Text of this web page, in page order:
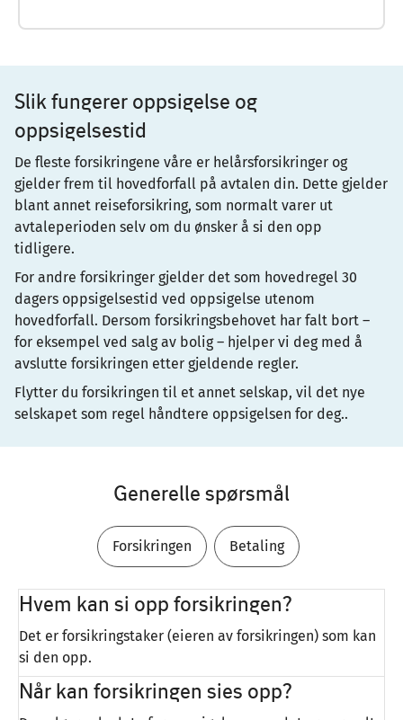
Slik fungerer oppsigelse og
oppsigelsestid
De fleste forsikringene våre er helårsforsikringer og
gjelder frem til hovedforfall på avtalen din. Dette gjelder
blant annet reiseforsikring, som normalt varer ut
avtaleperioden selv om du ønsker å si den opp
tidligere.
For andre forsikringer gjelder det som hovedregel 30
dagers oppsigelsestid ved oppsigelse utenom
hovedforfall. Dersom forsikringsbehovet har falt bort –
for eksempel ved salg av bolig – hjelper vi deg med å
avslutte forsikringen etter gjeldende regler.
Flytter du forsikringen til et annet selskap, vil det nye
selskapet som regel håndtere oppsigelsen for deg..
Generelle spørsmål
Forsikringen Betaling
Hvem kan si opp forsikringen?
Det er forsikringstaker (eieren av forsikringen) som kan
si den opp.
Når kan forsikringen sies opp?